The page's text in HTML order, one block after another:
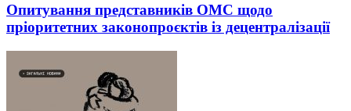
Опитування представників ОМС щодо
пріоритетних законопроєктів із децентралізації